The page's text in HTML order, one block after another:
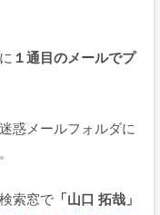
１通目のメールでプ
惑メールフォルダに
索窓で「山口 拓哉」